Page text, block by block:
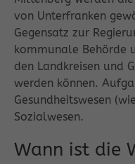
von Unterfranken
Gegensatz zur
kommunale Behörde
den Landkreisen und
werden können.
Gesundheitswesen
Sozialwesen.
Wann ist die